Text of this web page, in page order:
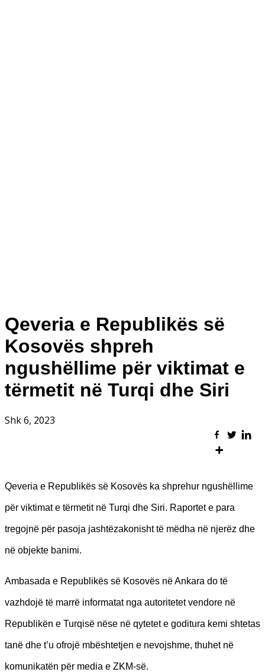
Qeveria e Republikës së
Kosovës shpreh
ngushëllime për viktimat e
tërmetit në Turqi dhe Siri
Shk 6, 2023
Qeveria e Republikës së Kosovës ka shprehur ngushëllime
për viktimat e tërmetit në Turqi dhe Siri. Raportet e para
tregojnë për pasoja jashtëzakonisht të mëdha në njerëz dhe
në objekte banimi.
Ambasada e Republikës së Kosovës në Ankara do të
vazhdojë të marrë informatat nga autoritetet vendore në
Republikën e Turqisë nëse në qytetet e goditura kemi shtetas
tanë dhe t’u ofrojë mbështetjen e nevojshme, thuhet në
komunikatën për media e ZKM-së.